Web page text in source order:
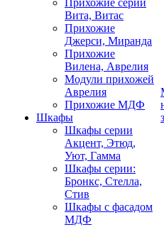
Прихожие серии
Вита, Витас
Прихожие
Джерси, Миранда
Прихожие
Вилена, Аврелия
Модули прихожей
Аврелия
Прихожие МДФ
Шкафы
Шкафы серии
Акцент, Этюд,
Уют, Гамма
Шкафы серии:
Бронкс, Стелла,
Стив
Шкафы с фасадом
МДФ